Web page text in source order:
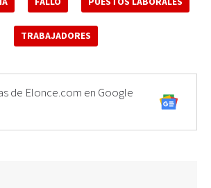
TRABAJADORES
de Elonce.com en Google